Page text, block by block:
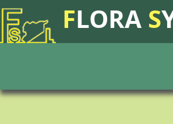
FLORA S